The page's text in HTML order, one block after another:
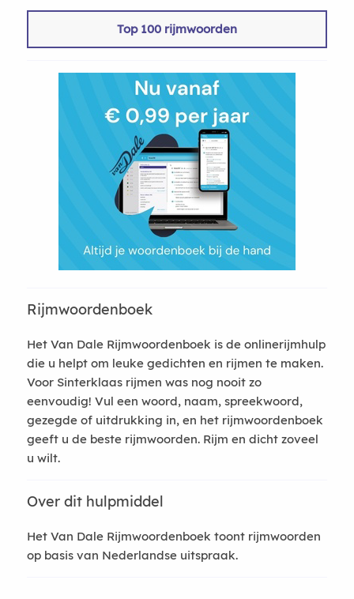
Top 100 rijmwoorden
Rijmwoordenboek
Het Van Dale Rijmwoordenboek is de onlinerijmhulp
die u helpt om leuke gedichten en rijmen te maken.
Voor Sinterklaas rijmen was nog nooit zo
eenvoudig! Vul een woord, naam, spreekwoord,
gezegde of uitdrukking in, en het rijmwoordenboek
geeft u de beste rijmwoorden. Rijm en dicht zoveel
u wilt.
Over dit hulpmiddel
Het Van Dale Rijmwoordenboek toont rijmwoorden
op basis van Nederlandse uitspraak.